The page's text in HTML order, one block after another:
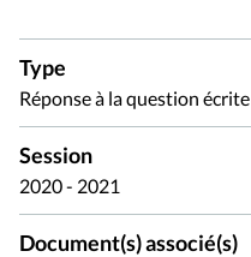
Type
Réponse à la question écrite
Session
2020 - 2021
Document(s) associé(s)